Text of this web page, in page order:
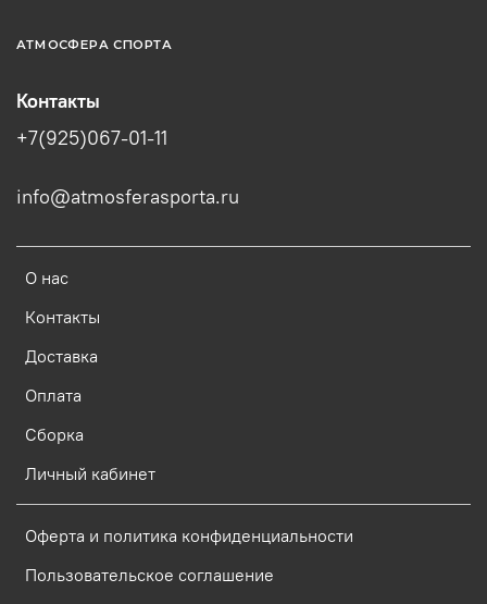
АТМОСФЕРА СПОРТА
О нас
Контакты
Доставка
Оплата
Сборка
Личный кабинет
Оферта и политика конфиденциальности
Пользовательское соглашение
Контакты
+7(925)067-01-11
info@atmosferasporta.ru